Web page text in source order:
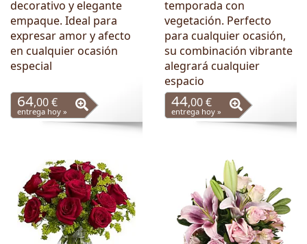
decorativo y elegante
empaque. Ideal para
expresar amor y afecto
en cualquier ocasión
especial
64,00 €
entrega hoy »
temporada con
vegetación. Perfecto
para cualquier ocasión,
su combinación vibrante
alegrará cualquier
espacio
44,00 €
entrega hoy »